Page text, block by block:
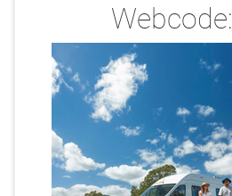
Webcode: